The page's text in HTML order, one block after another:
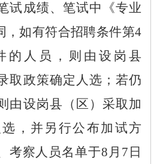
试成绩、笔试中《专业
，如有符合招聘条件第4
的人员，则由设岗县
取政策确定人选；若仍
由设岗县（区）采取加
，并另行公布加试方
考察人员名单于8月7日